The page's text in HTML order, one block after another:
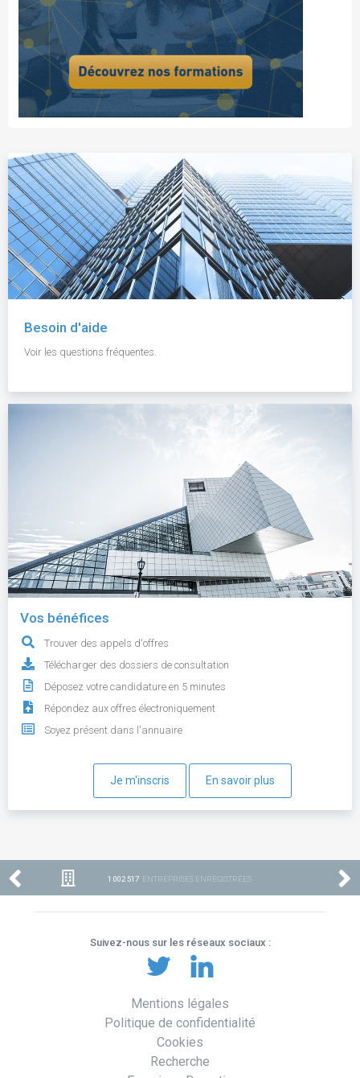
Besoin d'aide
Voir les questions fréquentes.
Vos bénéfices
Trouver des appels d'offres
Télécharger des dossiers de consultation
Déposez votre candidature en 5 minutes
Répondez aux offres électroniquement
Soyez présent dans l'annuaire
Je m'inscris En savoir plus
1 002 517 ENTREPRISES ENREGISTRÉES
Suivez-nous sur les réseaux sociaux :
Mentions légales
Politique de confidentialité
Cookies
Recherche